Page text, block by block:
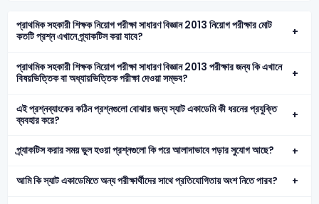
প্রাথমিক সহকারী শিক্ষক নিয়োগ পরীক্ষা সাধারণ বিজ্ঞান 2013 নিয়োগ পরীক্ষার মোট
কতটি প্রশ্ন এখানে প্র্যাকটিস করা যাবে?
প্রাথমিক সহকারী শিক্ষক নিয়োগ পরীক্ষা সাধারণ বিজ্ঞান 2013 পরীক্ষার জন্য কি এখানে
বিষয়ভিত্তিক বা অধ্যায়ভিত্তিক পরীক্ষা দেওয়া সম্ভব?
এই প্রশ্নব্যাংকের কঠিন প্রশ্নগুলো বোঝার জন্য স্যাট একাডেমি কী ধরনের প্রযুক্তি
ব্যবহার করে?
প্র্যাকটিস করার সময় ভুল হওয়া প্রশ্নগুলো কি পরে আলাদাভাবে পড়ার সুযোগ আছে?
আমি কি স্যাট একাডেমিতে অন্য পরীক্ষার্থীদের সাথে প্রতিযোগিতায় অংশ নিতে পারব?